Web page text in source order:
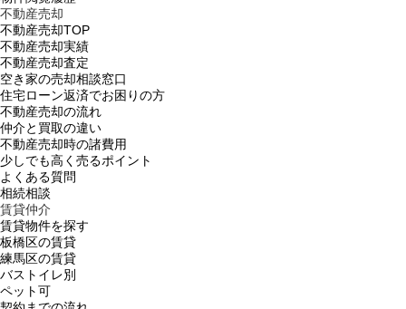
不動産売却
不動産売却TOP
不動産売却実績
不動産売却査定
空き家の売却相談窓口
住宅ローン返済でお困りの方
不動産売却の流れ
仲介と買取の違い
不動産売却時の諸費用
少しでも高く売るポイント
よくある質問
相続相談
賃貸仲介
賃貸物件を探す
板橋区の賃貸
練馬区の賃貸
バストイレ別
ペット可